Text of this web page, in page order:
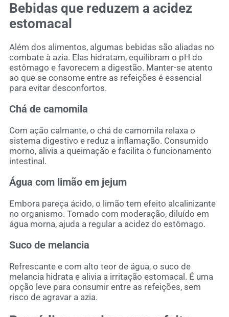
Bebidas que reduzem a acidez
estomacal
Além dos alimentos, algumas bebidas são aliadas no
combate à azia. Elas hidratam, equilibram o pH do
estômago e favorecem a digestão. Manter-se atento
ao que se consome entre as refeições é essencial
para evitar desconfortos.
Chá de camomila
Com ação calmante, o chá de camomila relaxa o
sistema digestivo e reduz a inflamação. Consumido
morno, alivia a queimação e facilita o funcionamento
intestinal.
Água com limão em jejum
Embora pareça ácido, o limão tem efeito alcalinizante
no organismo. Tomado com moderação, diluído em
água morna, ajuda a regular a acidez do estômago.
Suco de melancia
Refrescante e com alto teor de água, o suco de
melancia hidrata e alivia a irritação estomacal. É uma
opção leve para consumir entre as refeições, sem
risco de agravar a azia.